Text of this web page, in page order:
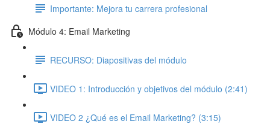
Importante: Mejora tu carrera profesional
Módulo 4: Email Marketing
RECURSO: Diapositivas del módulo
VIDEO 1: Introducción y objetivos del módulo (2:41)
VIDEO 2 ¿Qué es el Email Marketing? (3:15)